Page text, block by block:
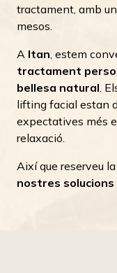
tractament, amb
mesos.
A Itan , estem
tractament
bellesa natural .
lifting facial estan
expectatives més
relaxació.
Així que reserveu
nostres solucions